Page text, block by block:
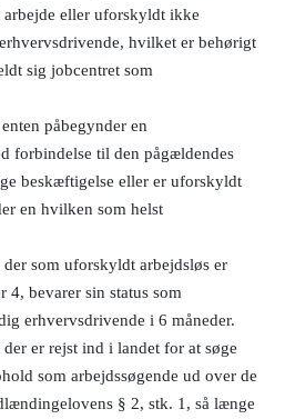
eller uforskyldt ikke
hvilket er behørigt
sig jobcentret som
påbegynder en
forbindelse til den pågældendes
beskæftigelse eller er uforskyldt
en hvilken som helst
som uforskyldt arbejdsløs er
4, bevarer sin status som
erhvervsdrivende i 6 måneder.
er rejst ind i landet for at søge
som arbejdssøgende ud over de
§ 2, stk. 1, så længe